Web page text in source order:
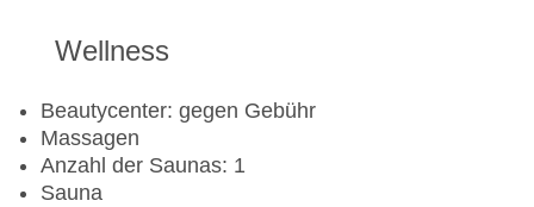
Wellness
Beautycenter: gegen Gebühr
Massagen
Anzahl der Saunas: 1
Sauna